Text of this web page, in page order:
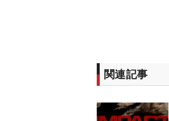
関連記事